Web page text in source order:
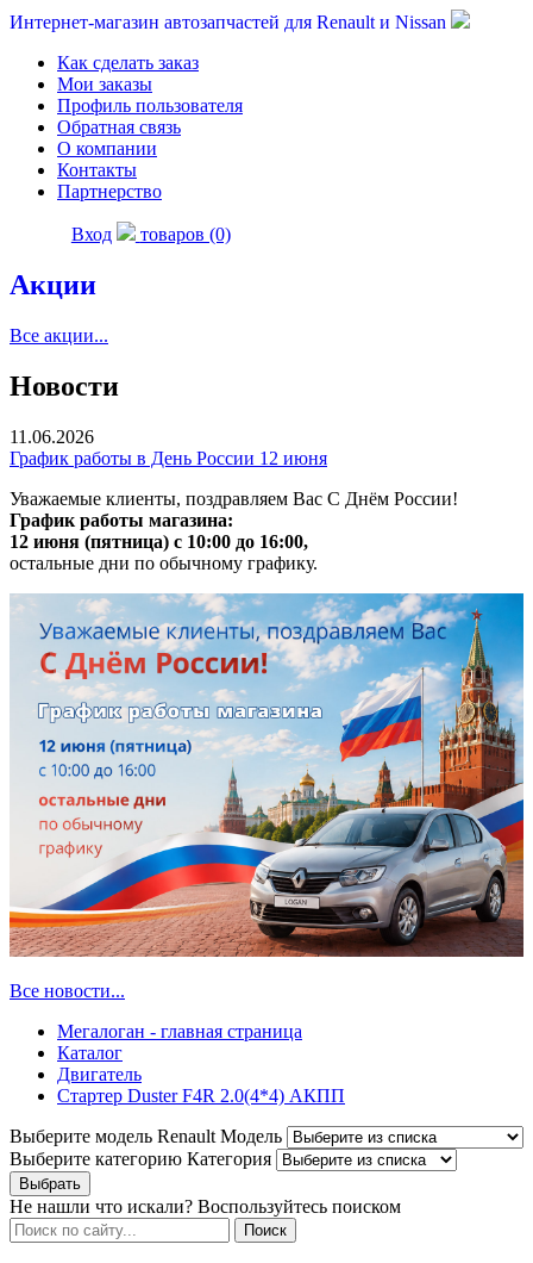
Интернет-магазин автозапчастей для Renault и Nissan
Как сделать заказ
Мои заказы
Профиль пользователя
Обратная связь
О компании
Контакты
Партнерство
Вход товаров (0)
Акции
Все акции...
Новости
11.06.2026
График работы в День России 12 июня
Уважаемые клиенты, поздравляем Вас С Днём России!
График работы магазина:
12 июня (пятница) с 10:00 до 16:00,
остальные дни по обычному графику.
Все новости...
Мегалоган - главная страница
Каталог
Двигатель
Стартер Duster F4R 2.0(4*4) АКПП
Выберите модель Renault Модель
Выберите категорию Категория
Не нашли что искали? Воспользуйтесь поиском